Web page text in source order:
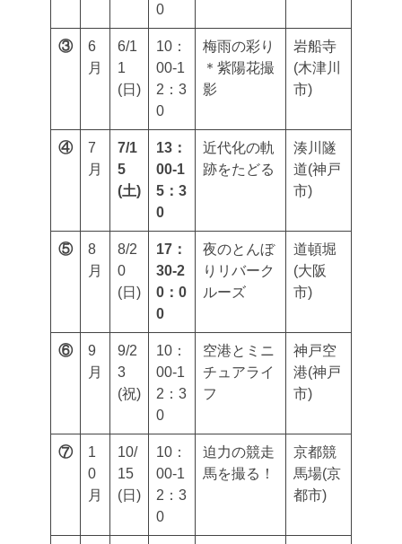
0
③
6
月
6/1
1
(日)
10：
00-1
2：3
0
梅雨の彩り
＊紫陽花撮
影
岩船寺
(木津川
市)
④
7
月
7/1
5
(土)
13：
00-1
5：3
0
近代化の軌
跡をたどる
湊川隧
道(神戸
市)
⑤
8
月
8/2
0
(日)
17：
30-2
0：0
0
夜のとんぼ
りリバーク
ルーズ
道頓堀
(大阪
市)
⑥
9
月
9/2
3
(祝)
10：
00-1
2：3
0
空港とミニ
チュアライ
フ
神戸空
港(神戸
市)
⑦
1
0
月
10/
15
(日)
10：
00-1
2：3
0
迫力の競走
馬を撮る！
京都競
馬場(京
都市)